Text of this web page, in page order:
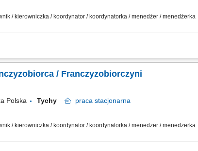
/ kierowniczka / koordynator / koordynatorka / menedżer / menedżerka
zadania: Prowadzenie własnej działalności gospodarczej w oparciu o
/ Franczyzobiorczyni
Polska Tychy praca stacjonarna
/ kierowniczka / koordynator / koordynatorka / menedżer / menedżerka